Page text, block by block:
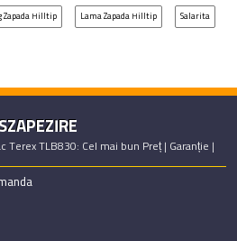
Zapada Hilltip Lama Zapada Hilltip Salarita
TLB830: Cel mai bun Preț | Garanție |